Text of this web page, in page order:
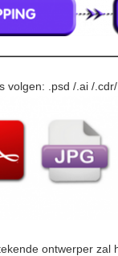
volgen: .psd /.ai /.cdr/
ontwerper zal